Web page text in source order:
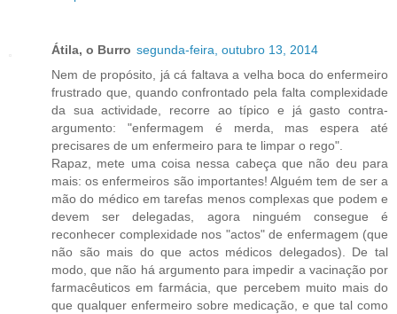
Átila, o Burro segunda-feira, outubro 13, 2014
Nem de propósito, já cá faltava a velha boca do enfermeiro
frustrado que, quando confrontado pela falta complexidade
da sua actividade, recorre ao típico e já gasto contra-
argumento: "enfermagem é merda, mas espera até
precisares de um enfermeiro para te limpar o rego".
Rapaz, mete uma coisa nessa cabeça que não deu para
mais: os enfermeiros são importantes! Alguém tem de ser a
mão do médico em tarefas menos complexas que podem e
devem ser delegadas, agora ninguém consegue é
reconhecer complexidade nos "actos" de enfermagem (que
não são mais do que actos médicos delegados). De tal
modo, que não há argumento para impedir a vacinação por
farmacêuticos em farmácia, que percebem muito mais do
que qualquer enfermeiro sobre medicação, e que tal como